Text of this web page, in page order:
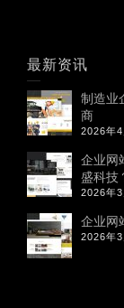
最新资讯
制造业
商
2026年4
企业网
盛科技
2026年3
企业网
2026年3